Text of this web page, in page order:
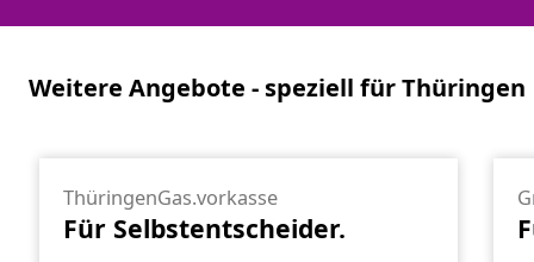
Weitere Angebote - speziell für Thüringen
ThüringenGas.vorkasse
Für Selbstentscheider.